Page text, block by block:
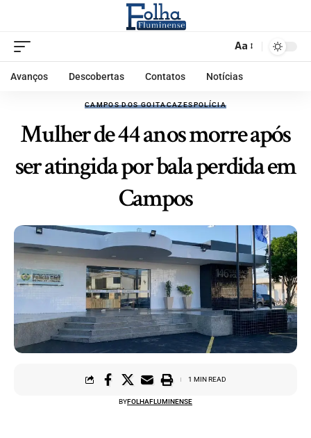
Aa
Avanços Descobertas Contatos Notícias
CAMPOS DOS GOITACAZESPOLÍCIA
Mulher de 44 anos morre após
ser atingida por bala perdida em
Campos
BYFOLHAFLUMINENSE
1 MIN READ